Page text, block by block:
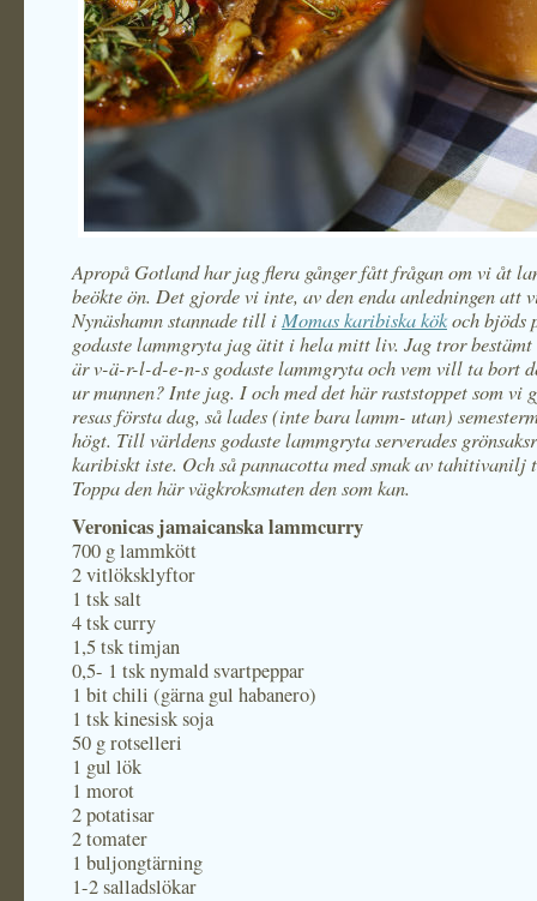
Apropå Gotland har jag flera gånger fått frågan om vi åt
beökte ön. Det gjorde vi inte, av den enda anledningen att
Nynäshamn stannade till i Momas karibiska kökoch bjöds
godaste lammgryta jag ätit i hela mitt liv. Jag tror
är v-ä-r-l-d-e-n-s godaste lammgryta och vem vill ta bort
ur munnen? Inte jag. I och med det här raststoppet som vi
resas första dag, så lades (inte bara lamm- utan)
högt. Till världens godaste lammgryta serverades
karibiskt iste. Och så pannacotta med smak av
Toppa den här vägkroksmaten den som kan.
Veronicas jamaicanska lammcurry
700 g lammkött
2 vitlöksklyftor
1 tsk salt
4 tsk curry
1,5 tsk timjan
0,5- 1 tsk nymald svartpeppar
1 bit chili (gärna gul habanero)
1 tsk kinesisk soja
50 g rotselleri
1 gul lök
1 morot
2 potatisar
2 tomater
1 buljongtärning
1-2 salladslökar